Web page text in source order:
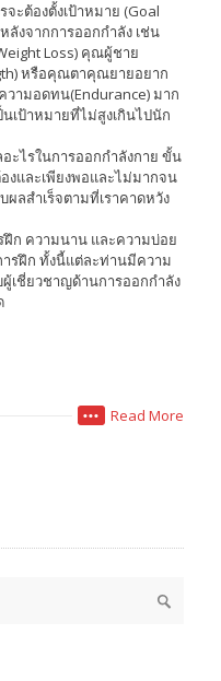
ะต้องตั้งเป้าหมาย (Goal
ลังจากการออกกำลัง เช่น
Loss) คุณผู้ชาย
หรือคุณตาคุณยายอยาก
ามอดทน(Endurance) มาก
เป้าหมายที่ไม่สูงเกินไปนัก
อะไรในการออกกำลังกาย ขั้น
และเพียงพอและไม่มากจน
ผลสำเร็จตามที่เราคาดหวัง
ฝึก ความนาน และความบ่อย
รฝึก ทั้งนี้แต่ละท่านมีความ
เชี่ยวชาญด้านการออกกำลัง
Read More
•••